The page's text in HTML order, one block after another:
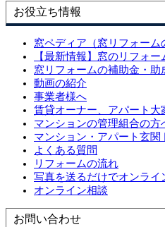
お役立ち情報
窓ペディア（窓リフォーム
【最新情報】窓のリフォ
窓リフォームの補助金・助
動画の紹介
事業者様へ
賃貸オーナー、アパート大
マンションの管理組合の方
マンション・アパート玄関
よくある質問
リフォームの流れ
写真を送るだけでオンライ
オンライン相談
お問い合わせ